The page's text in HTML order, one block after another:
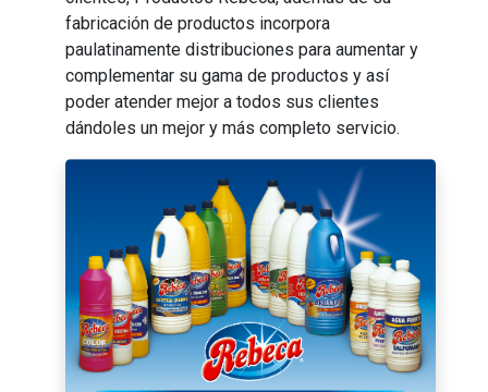
fabricación de productos incorpora
paulatinamente distribuciones para aumentar y
complementar su gama de productos y así
poder atender mejor a todos sus clientes
dándoles un mejor y más completo servicio.